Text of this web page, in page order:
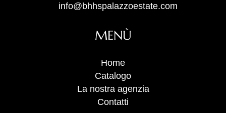
info@bhhspalazzoestate.com
MENÙ
Home
Catalogo
La nostra agenzia
Contatti